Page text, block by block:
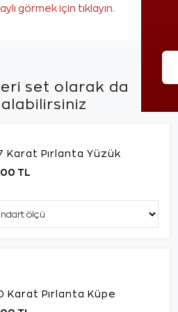
görmek için tıklayın.
set olarak da
alabilirsiniz
Karat Pırlanta Yüzük
TL
Karat Pırlanta Küpe